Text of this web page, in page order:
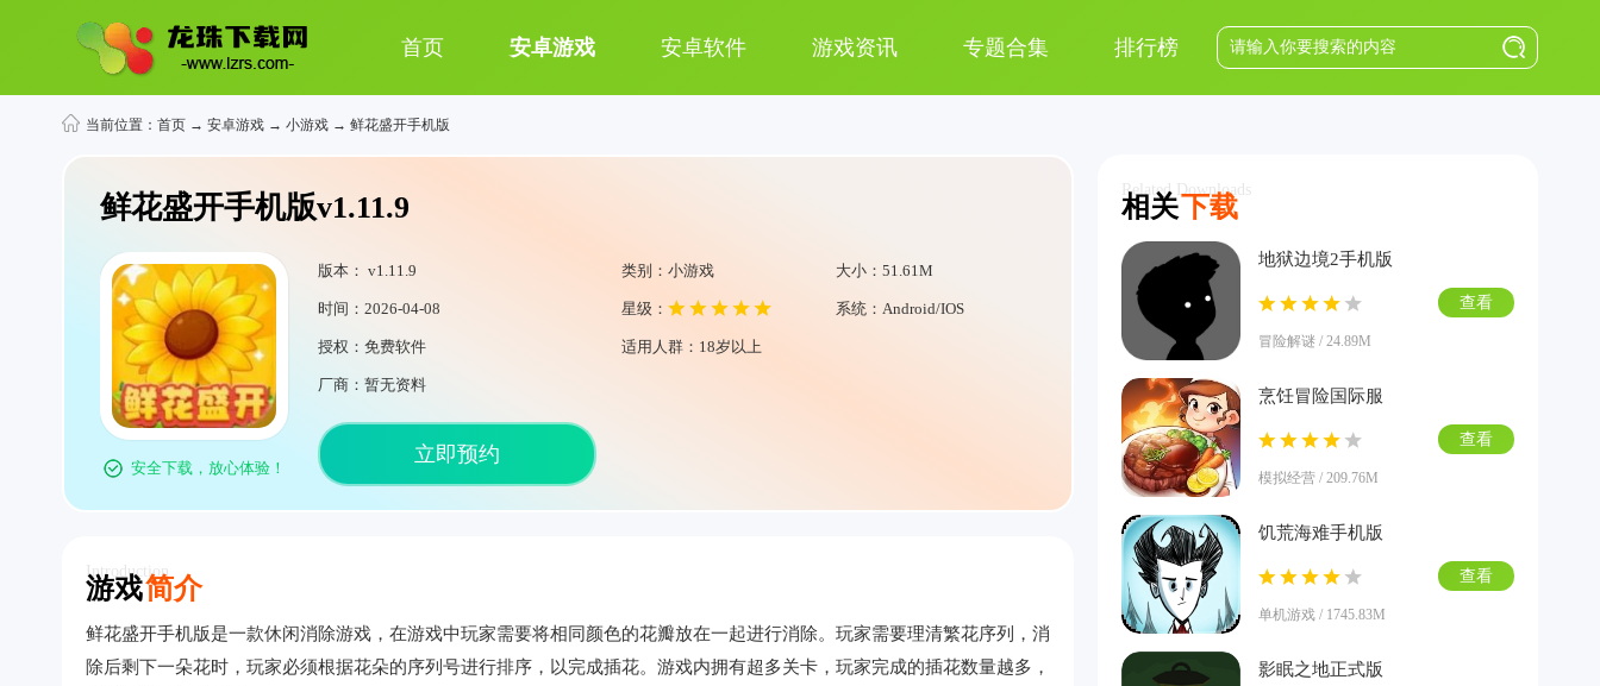
首页 安卓游戏 安卓软件 游戏资讯 专题合集 排行榜
当前位置： 首页 → 安卓游戏 → 小游戏 → 鲜花盛开手机版
鲜花盛开手机版v1.11.9
安全下载，放心体验！
版本： v1.11.9 类别：小游戏 大小：51.61M
时间：2026-04-08 星级： 系统：Android/IOS
授权：免费软件 适用人群：18岁以上
厂商：暂无资料
立即预约
游戏简介
Introduction
鲜花盛开手机版是一款休闲消除游戏，在游戏中玩家需要将相同颜色的花瓣放在一起进行消除。玩家需要理清繁花序列，消
除后剩下一朵花时，玩家必须根据花朵的序列号进行排序，以完成插花。游戏内拥有超多关卡，玩家完成的插花数量越多，
相关下载
Related Downloads
地狱边境2手机版
冒险解谜 / 24.89M
查看
烹饪冒险国际服
模拟经营 / 209.76M
查看
饥荒海难手机版
单机游戏 / 1745.83M
查看
影眠之地正式版